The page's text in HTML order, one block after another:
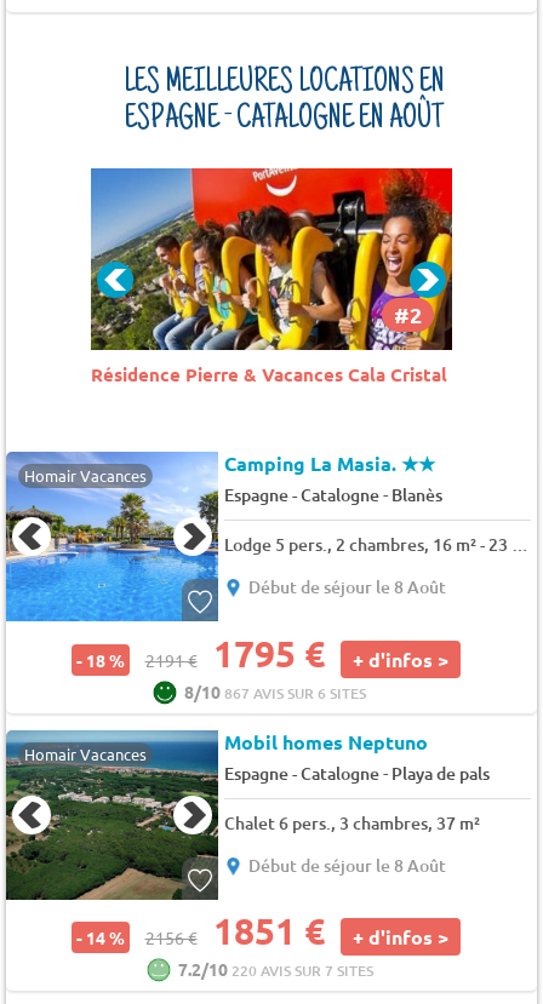
LES MEILLEURES LOCATIONS EN
ESPAGNE - CATALOGNE EN AOÛT
#3
Camping Mas Patoxas
Homair Vacances Camping La Masia.★★
Espagne - Catalogne- Blanès
Lodge 5 pers., 2 chambres, 16 m² - 23 m²
Début de séjour le 8 Août
- 18 % 2191 € 1795 € + d'infos >
8/10867 AVIS SUR 6 SITES
Homair Vacances Mobil homes Neptuno
Espagne - Catalogne- Playa de pals
Chalet 6 pers., 3 chambres, 37 m²
Début de séjour le 8 Août
- 14 % 2156 € 1851 € + d'infos >
7.2/10 220 AVIS SUR 7 SITES